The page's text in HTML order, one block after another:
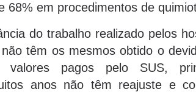
68% em procedimentos de
do trabalho realizado pelos
têm os mesmos obtido o
valores pagos pelo SUS,
anos não têm reajuste e